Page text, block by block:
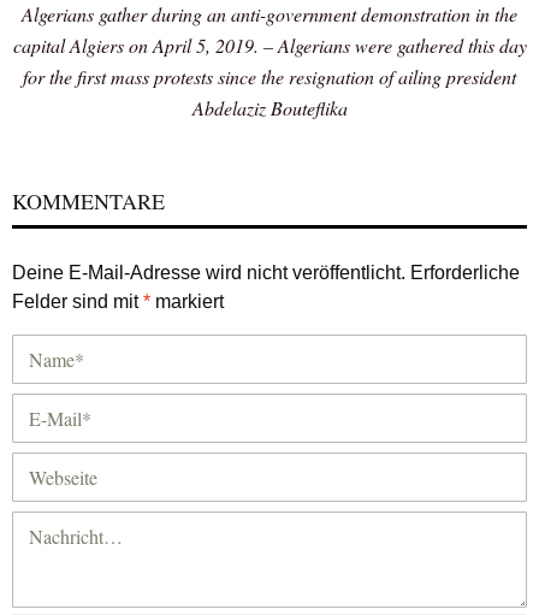
Algerians gather during an anti-government demonstration in the
capital Algiers on April 5, 2019. – Algerians were gathered this day
for the first mass protests since the resignation of ailing president
Abdelaziz Bouteflika
KOMMENTARE
Deine E-Mail-Adresse wird nicht veröffentlicht. Erforderliche
Felder sind mit* markiert